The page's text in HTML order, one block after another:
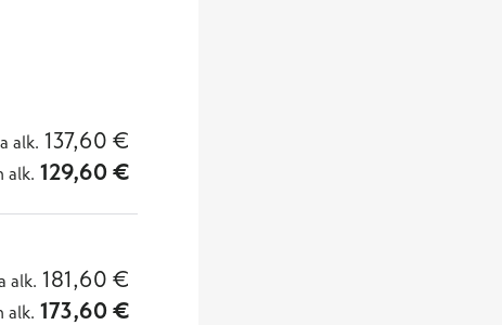
alk. 137,60 €
alk. 129,60€
alk. 181,60 €
alk. 173,60€